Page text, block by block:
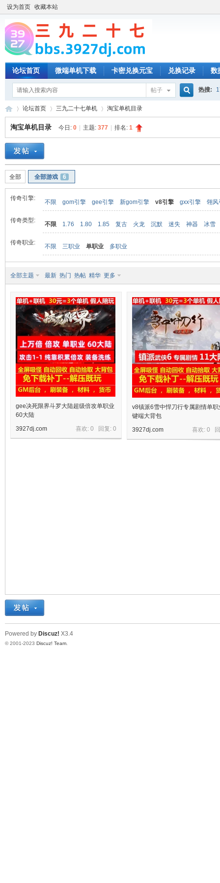
设为首页 收藏本站
论坛首页 微端单机下载 卡密兑换元宝 兑换记录 数
帖子 热搜:
淘
»
论坛首页 三九二十七单机 淘宝单机目录
淘宝单机目录 今日: 0 主题: 377 排名: 1
全部 全部游戏 6
传奇引擎:
不限 gom引擎 gee引擎 新gom引擎 v8引擎 gxx引擎 翎风
传奇类型:
不限 1.76 1.80 1.85 复古 火龙 沉默 迷失 神器 冰雪
传奇职业:
不限 三职业 单职业 多职业
全部主题 最新 热门 热帖 精华 更多
gee决死限界斗罗大陆超级倍攻单职业
60大陆
喜欢: 0 回复: 0
3927dj.com
v8镇派6雪中悍刀行专属剧情单职
键端大背包
喜欢: 0
3927dj.com
Powered by Discuz! X3.4
© 2001-2023 Discuz! Team.